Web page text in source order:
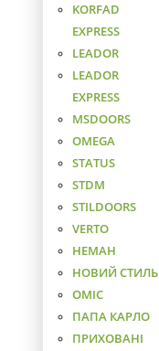
KORFAD
EXPRESS
LEADOR
LEADOR
EXPRESS
MSDOORS
OMEGA
STATUS
STDM
STILDOORS
VERTO
НЕМАН
НОВИЙ СТИЛЬ
ОМІС
ПАПА КАРЛО
ПРИХОВАНІ